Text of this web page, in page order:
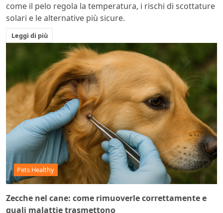
come il pelo regola la temperatura, i rischi di scottature
solari e le alternative più sicure.
Leggi di più
Pets Healthy
Zecche nel cane: come rimuoverle correttamente e
quali malattie trasmettono